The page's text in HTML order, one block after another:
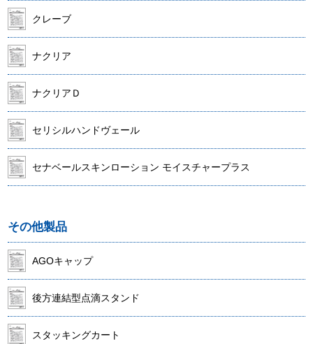
クレーブ
ナクリア
ナクリアＤ
セリシルハンドヴェール
セナベールスキンローション モイスチャープラス
その他製品
AGOキャップ
後方連結型点滴スタンド
スタッキングカート